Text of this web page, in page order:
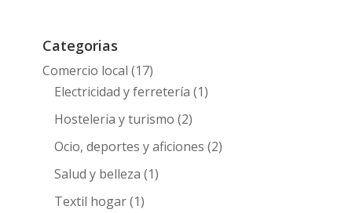
Categorias
Comercio local (17)
Electricidad y ferretería (1)
Hosteleria y turismo (2)
Ocio, deportes y aficiones (2)
Salud y belleza (1)
Textil hogar(1)